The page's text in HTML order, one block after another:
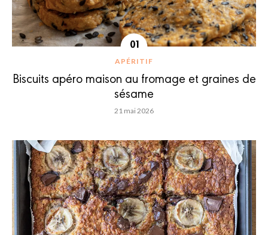
APÉRITIF
Biscuits apéro maison au fromage et graines de
sésame
21 mai 2026